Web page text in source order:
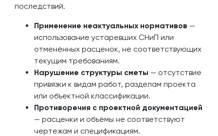
последствий.
Применение неактуальных нормативов —
использование устаревших СНиП или
отменённых расценок, не соответствующих
текущим требованиям.
Нарушение структуры сметы — отсутствие
привязки к видам работ, разделам проекта
или объектной классификации.
Противоречия с проектной документацией
— расценки и объёмы не соответствуют
чертежам и спецификациям.